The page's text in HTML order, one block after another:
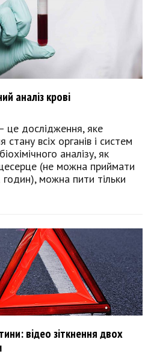
аналіз крові
– це дослідження, яке
всіх органів і систем
аналізу, як
(не можна приймати
можна пити тільки
відео зіткнення двох